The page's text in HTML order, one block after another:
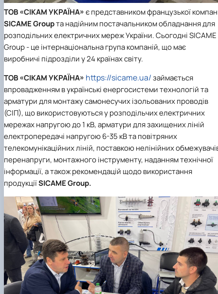
ТОВ «СІКАМ УКРАЇНА»є представником французької
SICAME Groupта надійним постачальником обладнання для
розподільних електричних мереж України. Сьогодні SICAME
Group - це інтернаціональна група компаній, що має
виробничі підрозділи у 24 країнах світу.
ТОВ «СІКАМ УКРАЇНА» https://sicame.ua/займається
впровадженням в українські енергосистеми технологій та
арматури для монтажу самонесучих ізольованих проводів
(СІП), що використовуються у розподільчих електричних
мережах напругою до 1 кВ, арматури для захищених ліній
електропередачі напругою 6-35 кВ та повітряних
телекомунікаційних ліній, поставкою нелінійних
перенапруги, монтажного інструменту, наданням технічної
інформації, а також рекомендацій щодо використання
продукціїSICAME Group.